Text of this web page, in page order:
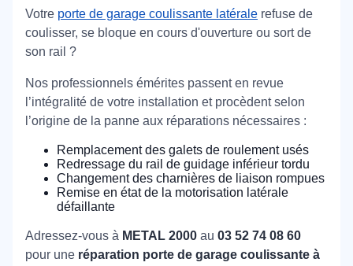
Votre porte de garage coulissante latérale refuse de
coulisser, se bloque en cours d'ouverture ou sort de
son rail ?
Nos professionnels émérites passent en revue
l’intégralité de votre installation et procèdent selon
l’origine de la panne aux réparations nécessaires :
Remplacement des galets de roulement usés
Redressage du rail de guidage inférieur tordu
Changement des charnières de liaison rompues
Remise en état de la motorisation latérale
défaillante
Adressez-vous à METAL 2000 au 03 52 74 08 60
pour une réparation porte de garage coulissante à